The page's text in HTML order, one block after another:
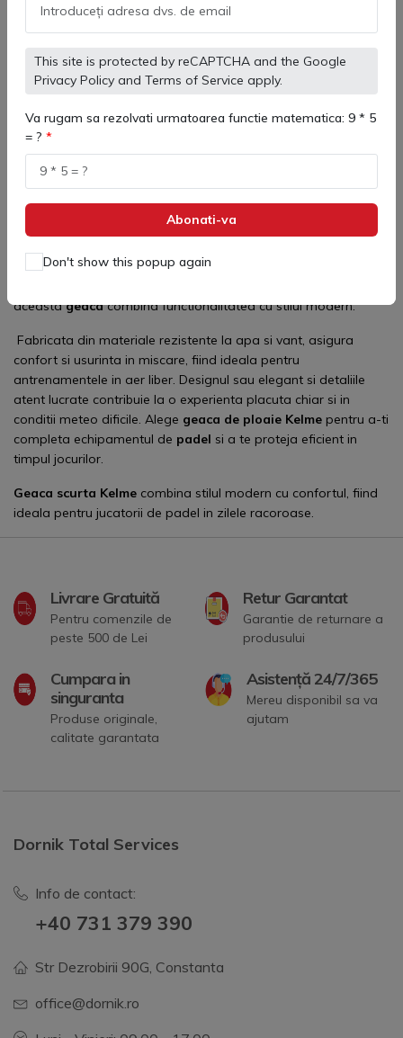
This site is protected by reCAPTCHA and the Google
Privacy Policy and Terms of Service apply.
Va rugam sa rezolvati urmatoarea functie matematica: 9 * 5
= ?
Abonati-va
Don't show this popup again
Adaugă in coş
Geaca Ploaie padel Kelme -
Confort premium
depadelcare necesita protectie eficienta impotriva vremii
aceastageacacombina functionalitatea cu stilul modern.
Fabricata din materiale rezistente la apa si vant, asigura
confort si usurinta in miscare, fiind ideala pentru
antrenamentele in aer liber. Designul sau elegant si detaliile
atent lucrate contribuie la o experienta placuta chiar si in
conditii meteo dificile. Alege geaca de ploaie Kelme pentru a-ti
completa echipamentul de padel si a te proteja eficient in
timpul jocurilor.
Geaca scurta Kelme combina stilul modern cu confortul, fiind
ideala pentru jucatorii de padel in zilele racoroase.
Livrare Gratuită
Pentru comenzile de
peste 500 de Lei
Retur Garantat
Garantie de returnare a
produsului
Cumpara in
singuranta
Produse originale,
calitate garantata
Asistență 24/7/365
Mereu disponibil sa va
ajutam
Dornik Total Services
Info de contact:
+40 731 379 390
Str Dezrobirii 90G, Constanta
office@dornik.ro